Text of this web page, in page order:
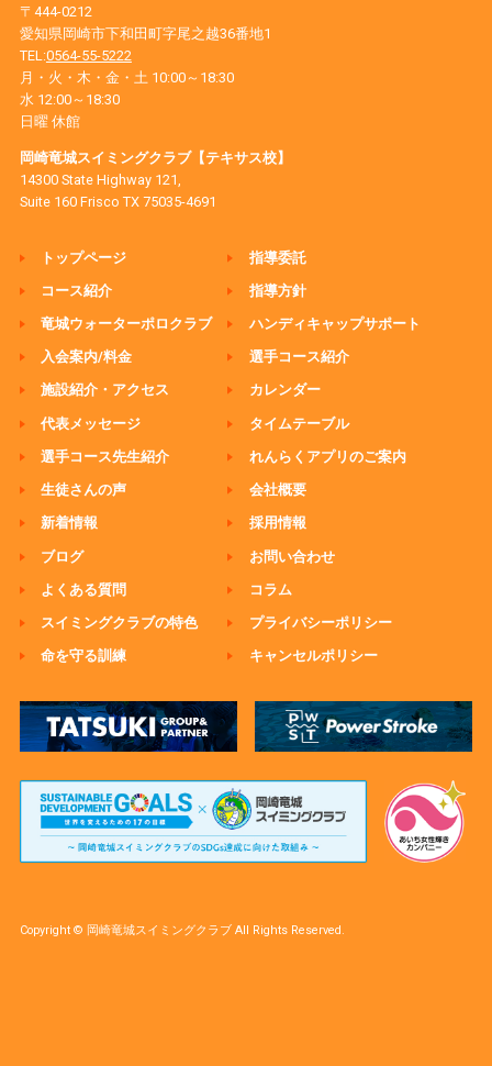
〒444-0212
愛知県岡崎市下和田町字尾之越36番地1
TEL:0564-55-5222
月・火・木・金・土 10:00～18:30
水 12:00～18:30
日曜 休館
岡崎竜城スイミングクラブ【テキサス校】
14300 State Highway 121,
Suite 160 Frisco TX 75035-4691
トップページ
コース紹介
竜城ウォーターポロクラブ
入会案内/料金
施設紹介・アクセス
代表メッセージ
選手コース先生紹介
生徒さんの声
新着情報
ブログ
よくある質問
スイミングクラブの特色
命を守る訓練
指導委託
指導方針
ハンディキャップサポート
選手コース紹介
カレンダー
タイムテーブル
れんらくアプリのご案内
会社概要
採用情報
お問い合わせ
コラム
プライバシーポリシー
キャンセルポリシー
Copyright © 岡崎竜城スイミングクラブ All Rights Reserved.